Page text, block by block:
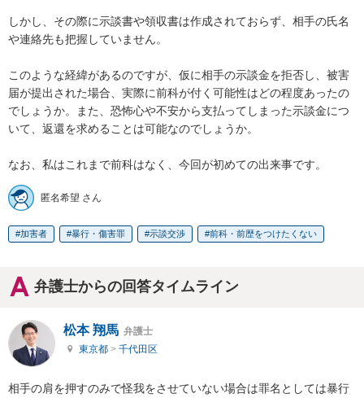
しかし、その際に示談書や領収書は作成されておらず、相手の氏名
や連絡先も把握していません。
このような経緯があるのですが、仮に相手の示談金を拒否し、被害
届が提出された場合、実際に前科が付く可能性はどの程度あったの
でしょうか。また、恐怖心や不安から支払ってしまった示談金につ
いて、返還を求めることは可能なのでしょうか。
なお、私はこれまで前科はなく、今回が初めての出来事です。
匿名希望 さん
加害者 暴行・傷害罪 示談交渉 前科・前歴をつけたくない
弁護士からの回答タイムライン
松本 翔馬 弁護士
東京都 > 千代田区
相手の肩を押すのみで怪我をさせていない場合は罪名としては暴行